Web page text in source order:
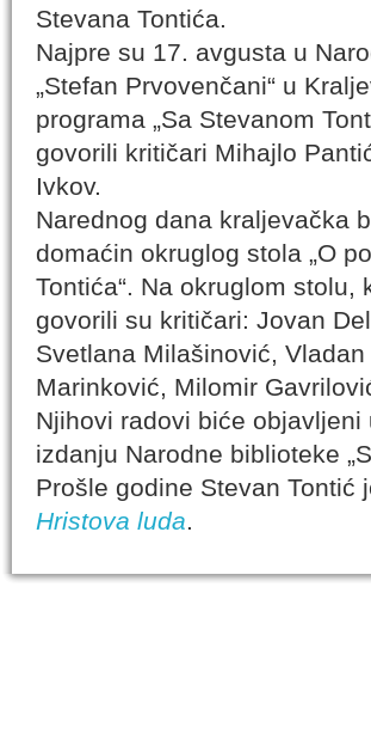
Stevana Tontića.
Najpre su 17. avgusta u
„Stefan Prvovenčani“ u
programa „Sa Stevanom
govorili kritičari Mihajlo
Ivkov.
Narednog dana kraljevačka
domaćin okruglog stola „O
Tontića“. Na okruglom
govorili su kritičari: Jovan
Svetlana Milašinović,
Marinković, Milomir
Njihovi radovi biće objavljeni
izdanju Narodne biblioteke
Prošle godine Stevan Tontić
Hristova luda.